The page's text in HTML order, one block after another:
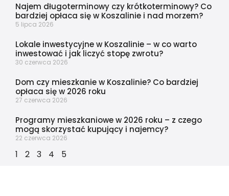
Najem długoterminowy czy krótkoterminowy? Co
bardziej opłaca się w Koszalinie i nad morzem?
5 lipca 2026
Lokale inwestycyjne w Koszalinie – w co warto
inwestować i jak liczyć stopę zwrotu?
30 czerwca 2026
Dom czy mieszkanie w Koszalinie? Co bardziej
opłaca się w 2026 roku
27 czerwca 2026
Programy mieszkaniowe w 2026 roku – z czego
mogą skorzystać kupujący i najemcy?
22 czerwca 2026
1 2 3 4 5